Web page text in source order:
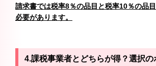
請求書では税率8％の品目と税率10％の品
必要があります。
4.課税事業者とどちらが得？選択の